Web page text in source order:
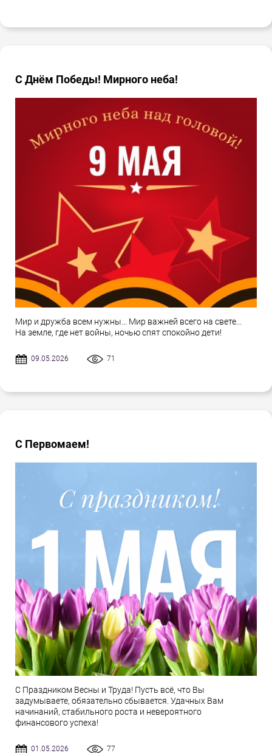
С Днём Победы! Мирного неба!
Мир и дружба всем нужны... Мир важней всего на свете...
На земле, где нет войны, ночью спят спокойно дети!
09.05.2026 71
С Первомаем!
С Праздником Весны и Труда! Пусть всё, что Вы
задумываете, обязательно сбывается. Удачных Вам
начинаний, стабильного роста и невероятного
финансового успеха!
01.05.2026 77